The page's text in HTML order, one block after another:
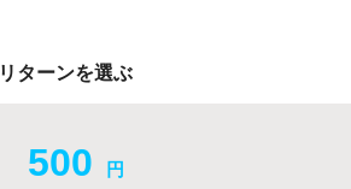
リターンを選ぶ
500 円